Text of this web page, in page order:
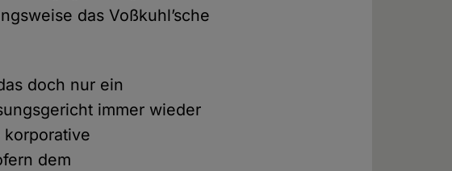
das Voßkuhl’sche
doch nur ein
immer wieder
korporative
dem